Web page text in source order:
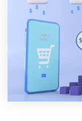
特長
ショッピングモール
マルチテナント、マルチブラ
通販受注対応
ECと通販の連動を可能に
継続的に結果を出し続けるEC